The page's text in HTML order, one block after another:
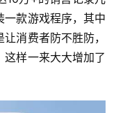
一款游戏程序，其中
消费者防不胜防，
样一来大大增加了